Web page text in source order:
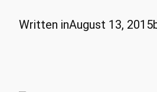
Written inAugust 13, 2015